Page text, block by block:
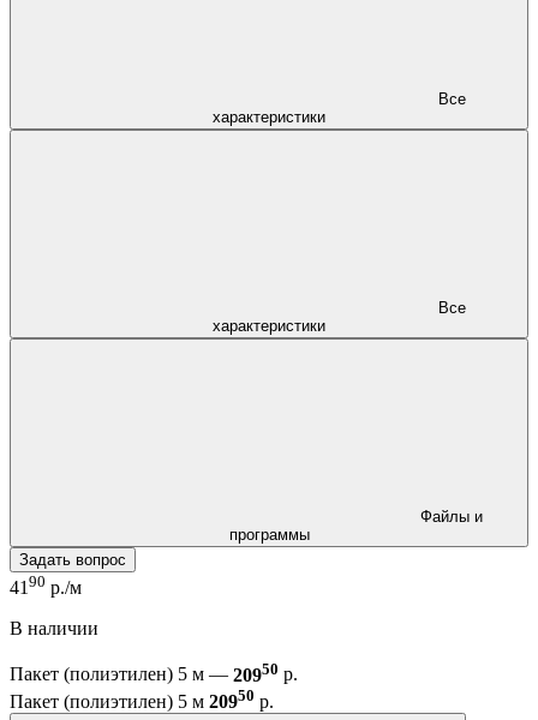
характеристики
характеристики
программы
Задать вопрос
41 90 р./м
В наличии
Пакет (полиэтилен) 5 м — 20950 р.
Пакет (полиэтилен) 5 м 20950 р.